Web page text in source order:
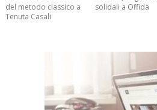
del metodo classico a
Tenuta Casali
solidali a Offida